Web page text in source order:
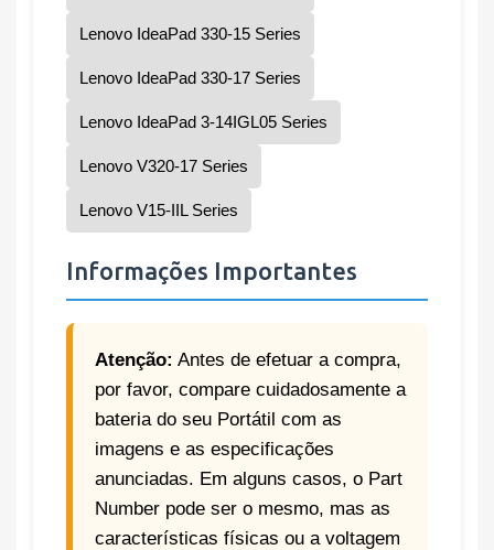
Lenovo IdeaPad 330-15 Series
Lenovo IdeaPad 330-17 Series
Lenovo IdeaPad 3-14IGL05 Series
Lenovo V320-17 Series
Lenovo V15-IIL Series
Informações Importantes
Atenção: Antes de efetuar a compra,
por favor, compare cuidadosamente a
bateria do seu Portátil com as
imagens e as especificações
anunciadas. Em alguns casos, o Part
Number pode ser o mesmo, mas as
características físicas ou a voltagem